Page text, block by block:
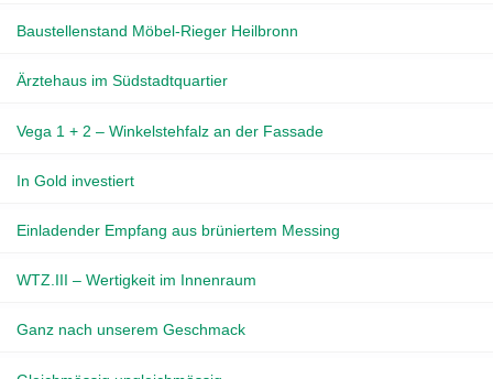
Baustellenstand Möbel-Rieger Heilbronn
Ärztehaus im Südstadtquartier
Vega 1 + 2 – Winkelstehfalz an der Fassade
In Gold investiert
Einladender Empfang aus brüniertem Messing
WTZ.III – Wertigkeit im Innenraum
Ganz nach unserem Geschmack